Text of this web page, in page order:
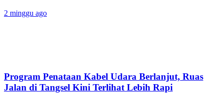
2 minggu ago
Program Penataan Kabel Udara Berlanjut, Ruas
Jalan di Tangsel Kini Terlihat Lebih Rapi